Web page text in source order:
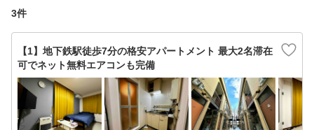
3件
【1】地下鉄駅徒歩7分の格安アパートメント 最大2名滞在
可でネット無料エアコンも完備